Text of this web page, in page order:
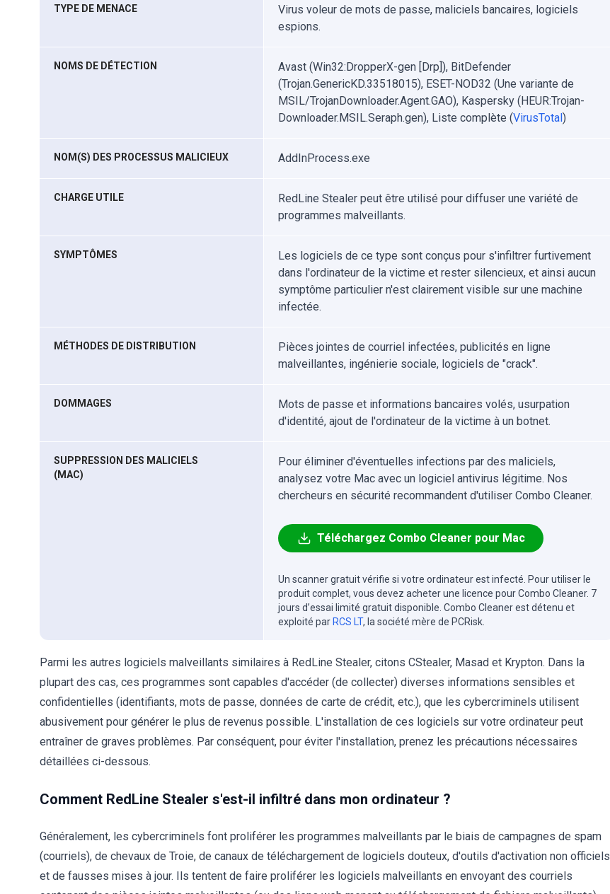
TYPE DE MENACE
Virus voleur de mots de passe, maliciels bancaires, logiciels
espions.
NOMS DE DÉTECTION
Avast (Win32:DropperX-gen [Drp]), BitDefender
(Trojan.GenericKD.33518015), ESET-NOD32 (Une variante de
MSIL/TrojanDownloader.Agent.GAO), Kaspersky (HEUR:Trojan-
Downloader.MSIL.Seraph.gen), Liste complète (VirusTotal)
NOM(S) DES PROCESSUS MALICIEUX AddInProcess.exe
CHARGE UTILE
RedLine Stealer peut être utilisé pour diffuser une variété de
programmes malveillants.
SYMPTÔMES
Les logiciels de ce type sont conçus pour s'infiltrer furtivement
dans l'ordinateur de la victime et rester silencieux, et ainsi aucun
symptôme particulier n'est clairement visible sur une machine
infectée.
MÉTHODES DE DISTRIBUTION
Pièces jointes de courriel infectées, publicités en ligne
malveillantes, ingénierie sociale, logiciels de "crack".
DOMMAGES
Mots de passe et informations bancaires volés, usurpation
d'identité, ajout de l'ordinateur de la victime à un botnet.
SUPPRESSION DES MALICIELS
(MAC)
Pour éliminer d'éventuelles infections par des maliciels,
analysez votre Mac avec un logiciel antivirus légitime. Nos
chercheurs en sécurité recommandent d'utiliser Combo Cleaner.
Téléchargez Combo Cleaner pour Mac
Un scanner gratuit vérifie si votre ordinateur est infecté. Pour utiliser le
produit complet, vous devez acheter une licence pour Combo Cleaner. 7
jours d’essai limité gratuit disponible. Combo Cleaner est détenu et
exploité par RCS LT, la société mère de PCRisk.
Parmi les autres logiciels malveillants similaires à RedLine Stealer, citons CStealer, Masad et Krypton. Dans la
plupart des cas, ces programmes sont capables d'accéder (de collecter) diverses informations sensibles et
confidentielles (identifiants, mots de passe, données de carte de crédit, etc.), que les cybercriminels utilisent
abusivement pour générer le plus de revenus possible. L'installation de ces logiciels sur votre ordinateur peut
entraîner de graves problèmes. Par conséquent, pour éviter l'installation, prenez les précautions nécessaires
détaillées ci-dessous.
Comment RedLine Stealer s'est-il infiltré dans mon ordinateur ?
Généralement, les cybercriminels font proliférer les programmes malveillants par le biais de campagnes de spam
(courriels), de chevaux de Troie, de canaux de téléchargement de logiciels douteux, d'outils d'activation non officiels
et de fausses mises à jour. Ils tentent de faire proliférer les logiciels malveillants en envoyant des courriels